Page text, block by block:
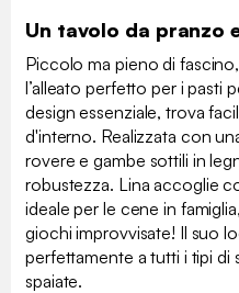
Un tavolo da pranzo
Piccolo ma pieno di
l’alleato perfetto per i pasti
design essenziale, trova
d'interno. Realizzata con
rovere e gambe sottili in
robustezza. Lina accoglie
ideale per le cene in
giochi improvvisate! Il suo
perfettamente a tutti i tipi di
spaiate.